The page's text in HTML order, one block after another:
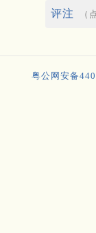
评注 （
粤公网安备